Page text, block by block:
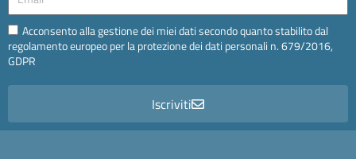
Email
Acconsento alla gestione dei miei dati secondo quanto stabilito dal
regolamento europeo per la protezione dei dati personali n. 679/2016,
GDPR
Iscriviti